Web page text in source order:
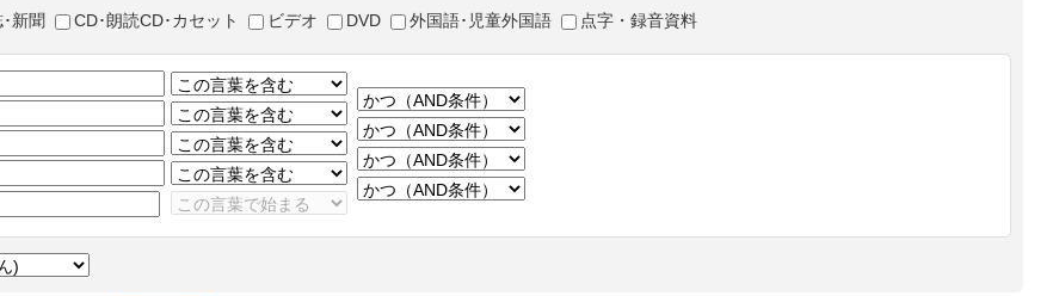
新聞 CD･朗読CD･カセット ビデオ DVD 外国語･児童外国語 点字・録音資料